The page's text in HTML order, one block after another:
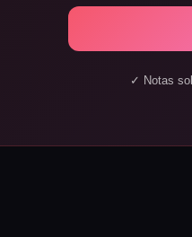
✓ Notas